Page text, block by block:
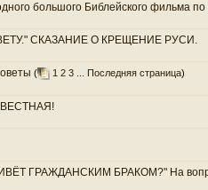
большого Библейского фильма по
СКАЗАНИЕ О КРЕЩЕНИЕ РУСИ.
( 1 2 3 Последняя страница)
ГРАЖДАНСКИМ БРАКОМ?" На